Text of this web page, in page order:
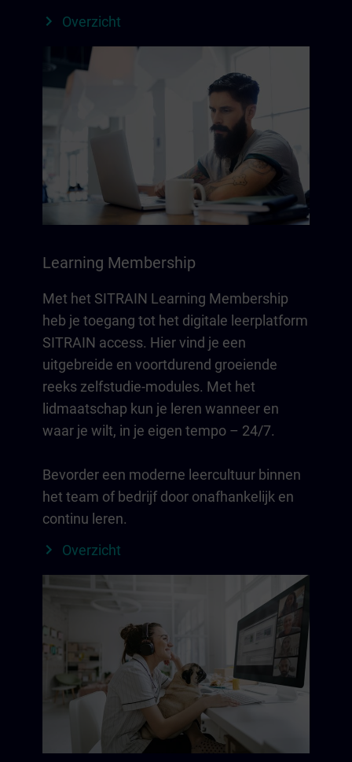
Overzicht
Learning Membership
Met het SITRAIN Learning Membership
heb je toegang tot het digitale leerplatform
SITRAIN access. Hier vind je een
uitgebreide en voortdurend groeiende
reeks zelfstudie-modules. Met het
lidmaatschap kun je leren wanneer en
waar je wilt, in je eigen tempo – 24/7.
Bevorder een moderne leercultuur binnen
het team of bedrijf door onafhankelijk en
continu leren.
Overzicht